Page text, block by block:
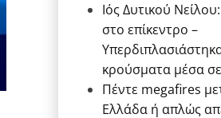
Ιός Δυτικού
στο επίκεντρο –
κρούσματα μέσα
Πέντε megafires
Ελλάδα ή απλώς